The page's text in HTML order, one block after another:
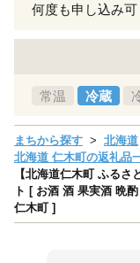
何度も申し込み可
常温 冷蔵
まちから探す 北海道
北海道 仁木町の返礼品
【北海道仁木町 ふる
ト [ お酒 酒 果実酒 晩
仁木町 ]